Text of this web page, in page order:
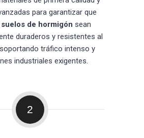
para garantizar que
suelos de hormigón sean
duraderos y resistentes al
tráfico intenso y
industriales exigentes.
2